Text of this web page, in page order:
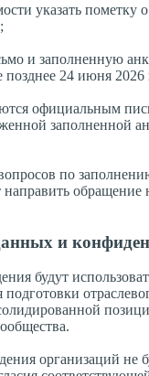
указать пометку о
и заполненную
позднее 24 июня 2026
официальным
заполненной
по
обращение
и
будут
организаций не